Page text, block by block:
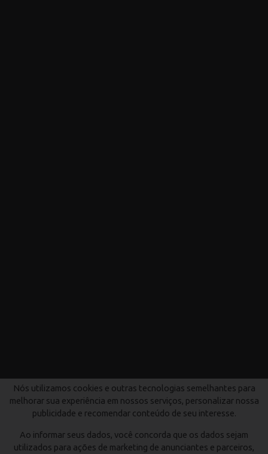
Nós utilizamos cookies e outras tecnologias semelhantes para
melhorar sua experiência em nossos serviços, personalizar nossa
publicidade e recomendar conteúdo de seu interesse.
Ao informar seus dados, você concorda que os dados sejam
utilizados para ações de marketing de anunciantes e parceiros,